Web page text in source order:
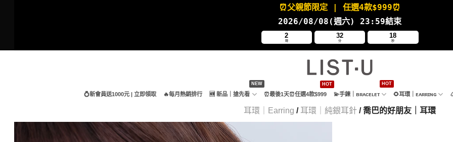
⏰父親節限定 | 任選4款$999⏰
2026/08/08(週六) 23:59結束
2
時
32
分
17
秒
💍新會員送1000元 | 立即領取 🔥每月熱銷排行 🆕 新品｜搶先看 ⏰最後1天⏰任選4款$999 💫手鍊｜ʙʀᴀᴄᴇʟᴇᴛ 🌻耳環｜ᴇᴀʀʀɪɴɢ
耳環｜Earring / 耳環｜純銀耳針/ 喬巴的好朋友｜耳環